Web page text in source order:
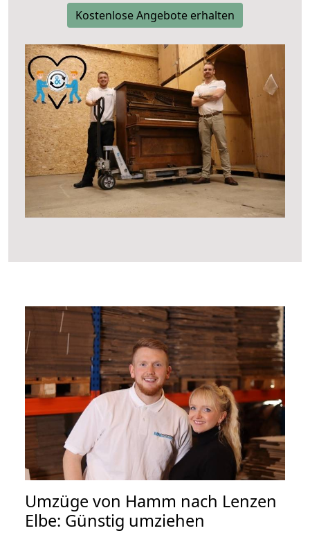
Kostenlose Angebote erhalten
Umzüge von Hamm nach Lenzen
Elbe: Günstig umziehen